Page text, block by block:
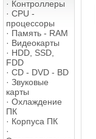
· Контроллеры
· CPU -
процессоры
· Память - RAM
· Видеокарты
· HDD, SSD,
FDD
· CD - DVD - BD
· Звуковые
карты
· Охлаждение
ПК
· Корпуса ПК
·